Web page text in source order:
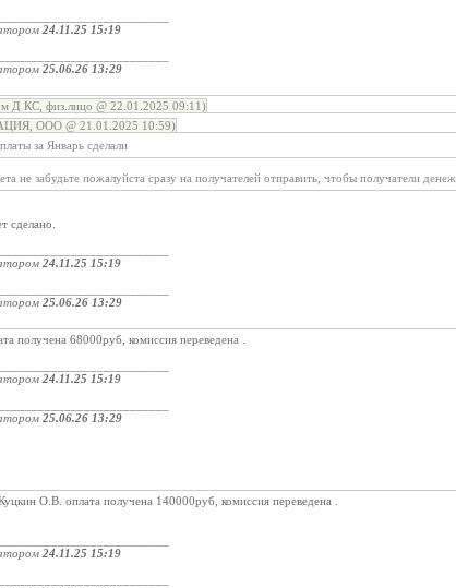
24.11.25 15:19
25.06.26 13:29
Д КС, физ.лицо @ 22.01.2025 09:11)
ООО @ 21.01.2025 10:59)
за Январь сделали
не забудьте пожалуйста сразу на получателей отправить, чтобы получатели
сделано.
24.11.25 15:19
25.06.26 13:29
получена 68000руб, комиссия переведена .
24.11.25 15:19
25.06.26 13:29
О.В. оплата получена 140000руб, комиссия переведена .
24.11.25 15:19